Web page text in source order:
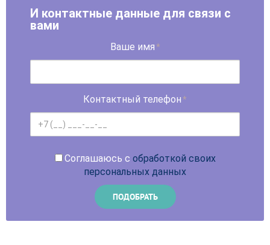
И контактные данные для связи с
вами
Ваше имя *
Контактный телефон *
Соглашаюсь с обработкой своих
персональных данных